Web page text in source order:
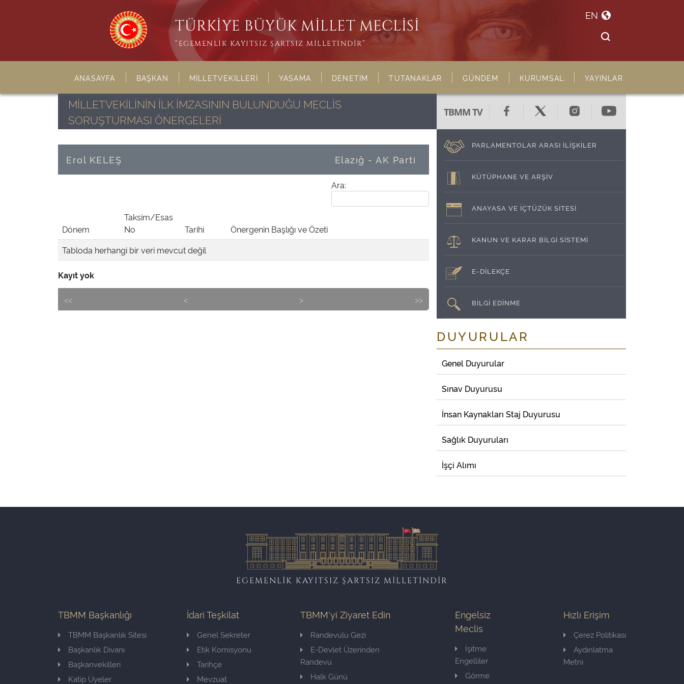
TÜRKİYE BÜYÜK MİLLET MECLİSİ
“EGEMENLİK KAYITSIZ ŞARTSIZ MİLLETİNDİR”
EN
ANASAYFA BAŞKAN MİLLETVEKİLLERİ YASAMA DENETİM TUTANAKLAR GÜNDEM KURUMSAL YAYINLAR
MİLLETVEKİLİNİN İLK İMZASININ BULUNDUĞU MECLİS
SORUŞTURMASI ÖNERGELERİ
Erol KELEŞ Elazığ - AK Parti
Ara:
Dönem
Taksim/Esas
No
Tarihi
Önergenin Başlığı ve Özeti
Tabloda herhangi bir veri mevcut değil
Kayıt yok
<< < > >>
TBMM TV
PARLAMENTOLAR ARASI İLİŞKİLER
KÜTÜPHANE VE ARŞİV
ANAYASA VE İÇTÜZÜK SİTESİ
KANUN VE KARAR BİLGİ SİSTEMİ
E-DİLEKÇE
BİLGİ EDİNME
DUYURULAR
Genel Duyurular
Sınav Duyurusu
İnsan Kaynakları Staj Duyurusu
Sağlık Duyuruları
İşçi Alımı
EGEMENLİK KAYITSIZ ŞARTSIZ MİLLETİNDİR
TBMM Başkanlığı
TBMM Başkanlık Sitesi
Başkanlık Divanı
Başkanvekilleri
Katip Üyeler
İdari Teşkilat
Genel Sekreter
Etik Komisyonu
Tarihçe
Mevzuat
TBMM'yi Ziyaret Edin
Randevulu Gezi
E-Devlet Üzerinden
Randevu
Halk Günü
Engelsiz
Meclis
İşitme
Engelliler
Görme
Hızlı Erişim
Çerez Politikası
Aydınlatma
Metni